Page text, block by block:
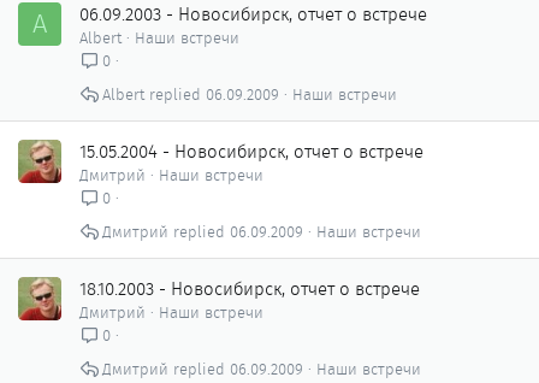
A 06.09.2003 - Новосибирск, отчет о встрече
Albert
Наши встречи
0
Наши встречи
06.09.2009
Albert
15.05.2004 - Новосибирск, отчет о встрече
Дмитрий
Наши встречи
0
Наши встречи
06.09.2009
Дмитрий
18.10.2003 - Новосибирск, отчет о встрече
Дмитрий
Наши встречи
0
Наши встречи
06.09.2009
Дмитрий